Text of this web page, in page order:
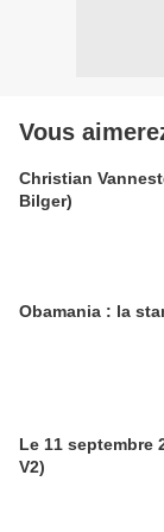
Vous
Christian
Bilger)
Obamania : la
Le 11 septembre
V2)